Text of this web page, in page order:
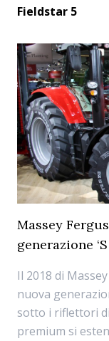
Fieldstar 5
Massey
generazione
Il 2018 di
nuova
sotto i riflettori
premium si